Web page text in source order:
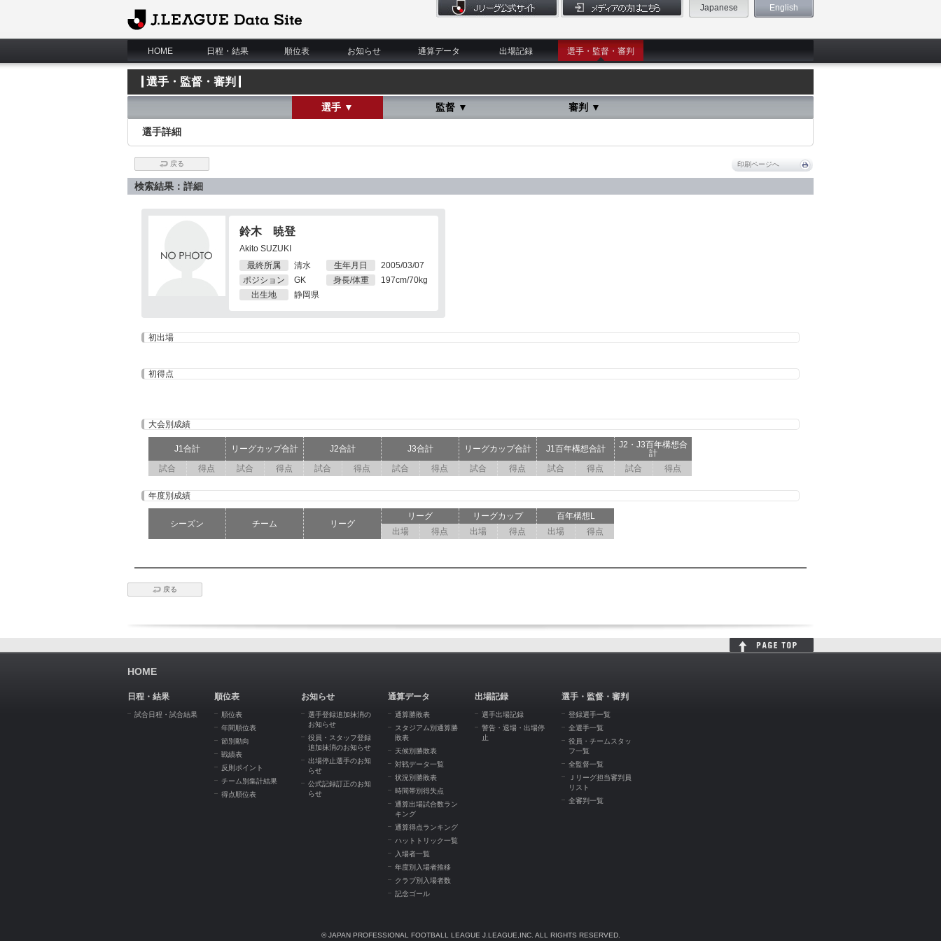
J.League Data Site
Japanese English
HOME 日程・結果 順位表 お知らせ 通算データ 出場記録 選手・監督・審判
選手・監督・審判
選手 ▼ 監督 ▼ 審判 ▼
選手詳細
戻る 印刷ページへ
検索結果：詳細
鈴木 暁登
Akito SUZUKI
最終所属
清水
ポジション
GK
出生地
静岡県
生年月日
2005/03/07
身長/体重
197cm/70kg
初出場
初得点
大会別成績
J1合計 リーグカップ合計 J2合計 J3合計 リーグカップ合計 J1百年構想合計
J2・J3百年構想合
計
試合
得点 試合 得点 試合 得点 試合 得点 試合 得点 試合 得点 試合 得点
年度別成績
シーズン チーム リーグ
リーグ リーグカップ
百年構想L
出場
得点 出場 得点 出場 得点
戻る
HOME
日程・結果
試合日程・試合結果
順位表
順位表
年間順位表
節別動向
戦績表
反則ポイント
チーム別集計結果
得点順位表
お知らせ
選手登録追加抹消の
お知らせ
役員・スタッフ登録
追加抹消のお知らせ
出場停止選手のお知
らせ
公式記録訂正のお知
らせ
通算データ
通算勝敗表
スタジアム別通算勝
敗表
天候別勝敗表
対戦データ一覧
状況別勝敗表
時間帯別得失点
通算出場試合数ラン
キング
通算得点ランキング
ハットトリック一覧
入場者一覧
年度別入場者推移
クラブ別入場者数
記念ゴール
出場記録
選手出場記録
警告・退場・出場停
止
選手・監督・審判
登録選手一覧
全選手一覧
役員・チームスタッ
フ一覧
全監督一覧
Ｊリーグ担当審判員
リスト
全審判一覧
© JAPAN PROFESSIONAL FOOTBALL LEAGUE J.LEAGUE,INC. ALL RIGHTS RESERVED.